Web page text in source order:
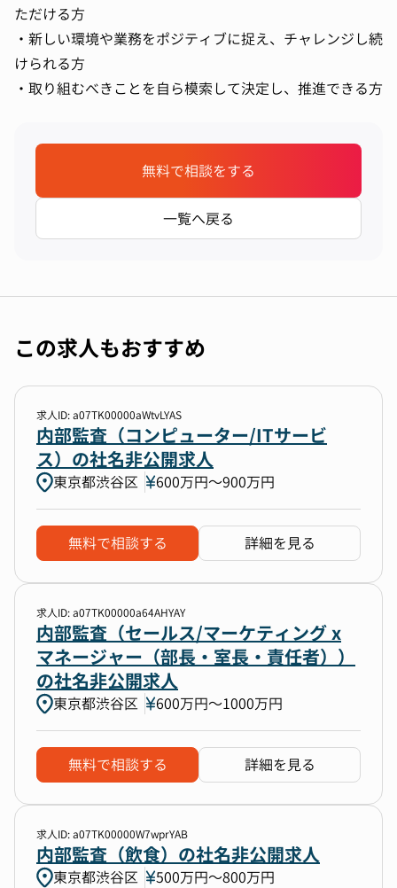
ただける方
・新しい環境や業務をポジティブに捉え、チャレンジし続
けられる方
・取り組むべきことを自ら模索して決定し、推進できる方
無料で相談をする
一覧へ戻る
この求人もおすすめ
求人ID: a07TK00000aWtvLYAS
内部監査（コンピューター/ITサービ
ス）の社名非公開求人
東京都渋谷区 600万円〜900万円
無料で相談する 詳細を見る
求人ID: a07TK00000a64AHYAY
内部監査（セールス/マーケティング x
マネージャー（部長・室長・責任者））
の社名非公開求人
東京都渋谷区 600万円〜1000万円
無料で相談する 詳細を見る
求人ID: a07TK00000W7wprYAB
内部監査（飲食）の社名非公開求人
東京都渋谷区 500万円〜800万円